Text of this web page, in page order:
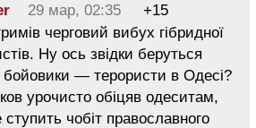
29 мар, 02:35
+15
черговий вибух гібридної
Ну ось звідки беруться
бойовики — терористи в Одесі?
урочисто обіцяв одеситам,
чобіт православного